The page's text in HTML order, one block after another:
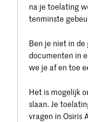
na je toelating
tenminste
Ben je niet in
documenten in
we je af en toe
Het is mogelijk
slaan. Je
vragen in Osiris